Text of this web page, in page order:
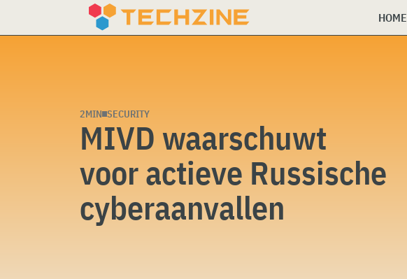
HOME
2MIN SECURITY
MIVD waarschuwt
voor actieve Russische
cyberaanvallen